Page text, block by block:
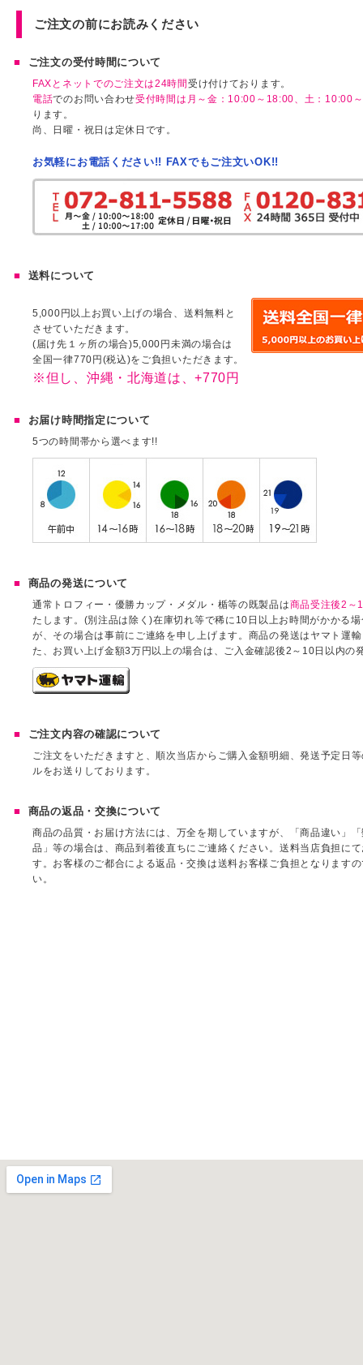
ご注文の前にお読みください
ご注文の受付時間について
FAXとネットでのご注文は24時間受け付けております。
電話でのお問い合わせ受付時間は月～金：10:00～18:00、土：10:00
ります。
尚、日曜・祝日は定休日です。
お気軽にお電話ください!! FAXでもご注文いOK!!
送料について
5,000円以上お買い上げの場合、送料無料と
させていただきます。
(届け先１ヶ所の場合)5,000円未満の場合は
全国一律770円(税込)をご負担いただきます。
※但し、沖縄・北海道は、+770円
お届け時間指定について
5つの時間帯から選べます!!
商品の発送について
通常トロフィー・優勝カップ・メダル・楯等の既製品は商品受注後2～
たします。(別注品は除く)在庫切れ等で稀に10日以上お時間がかかる
が、その場合は事前にご連絡を申し上げます。商品の発送はヤマト運
た、お買い上げ金額3万円以上の場合は、ご入金確認後2～10日以内の
ご注文内容の確認について
ご注文をいただきますと、順次当店からご購入金額明細、発送予定日
ルをお送りしております。
商品の返品・交換について
商品の品質・お届け方法には、万全を期していますが、「商品違い」
品」等の場合は、商品到着後直ちにご連絡ください。送料当店負担に
す。お客様のご都合による返品・交換は送料お客様ご負担となります
い。